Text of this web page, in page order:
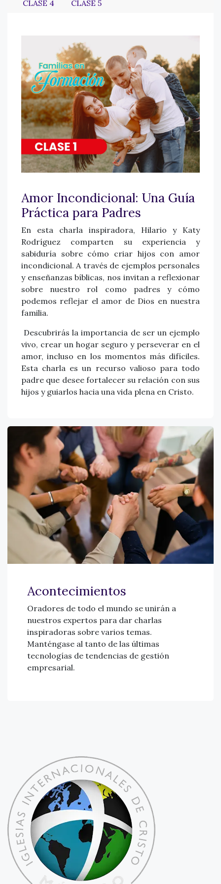
CLASE 4 CLASE 5
Amor Incondicional: Una Guía
Práctica para Padres
En esta charla inspiradora, Hilario y Katy
Rodríguez comparten su experiencia y
sabiduría sobre cómo criar hijos con amor
incondicional. A través de ejemplos personales
y enseñanzas bíblicas, nos invitan a reflexionar
sobre nuestro rol como padres y cómo
podemos reflejar el amor de Dios en nuestra
familia.
Descubrirás la importancia de ser un ejemplo
vivo, crear un hogar seguro y perseverar en el
amor, incluso en los momentos más difíciles.
Esta charla es un recurso valioso para todo
padre que desee fortalecer su relación con sus
hijos y guiarlos hacia una vida plena en Cristo.
Acontecimientos
Oradores de todo el mundo se unirán a
nuestros expertos para dar charlas
inspiradoras sobre varios temas.
Manténgase al tanto de las últimas
tecnologías de tendencias de gestión
empresarial.